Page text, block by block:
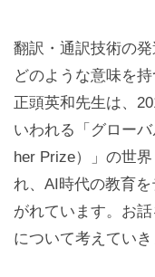
翻訳・通訳技術の
どのような意味を
正頭英和先生は、
いわれる「グロー
her Prize）」の世
れ、AI時代の教育
がれています。お
について考えていき